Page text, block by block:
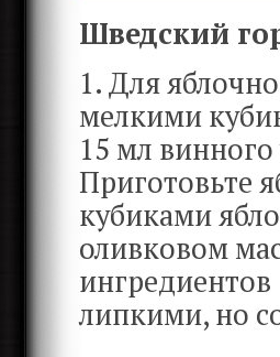
Шведский
1. Для
мелкими
15 мл винного
Приготовьте
кубиками
оливковом
липкими, но